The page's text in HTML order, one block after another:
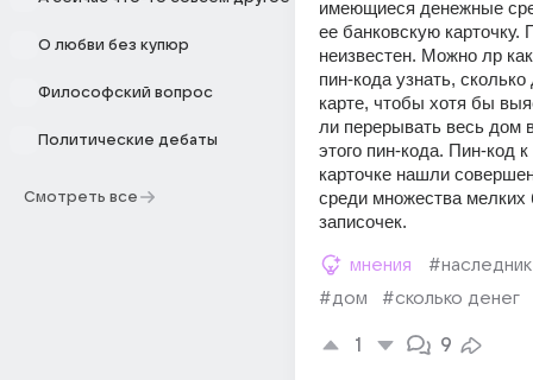
О любви без купюр
Философский вопрос
Политические дебаты
Смотреть все
имеющиеся денежные
ее банковскую карточку.
неизвестен. Можно лр
пин-кода узнать, сколько
карте, чтобы хотя бы
ли перерывать весь дом
этого пин-кода. Пин-код к
карточке нашли
среди множества мелких
записочек.
мнения
#наследник
#дом
#сколько денег
1 9